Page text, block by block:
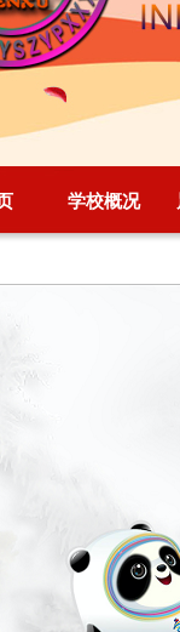
学校概况